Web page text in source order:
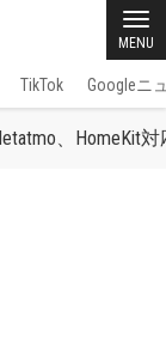
MENU
TikTok Googleニ
、HomeKit